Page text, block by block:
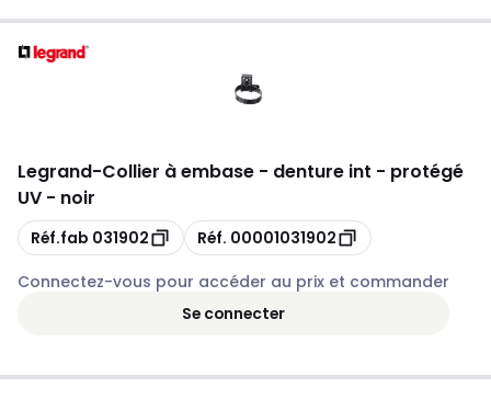
Legrand-Collier à embase - denture int - protégé
UV - noir
Copie
Réf.fab 031902 Copie
Réf. 00001031902
Connectez-vous pour accéder au prix et commander
Se connecter